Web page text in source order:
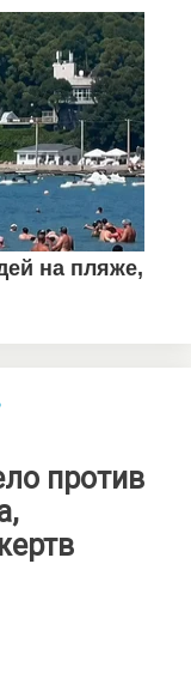
против